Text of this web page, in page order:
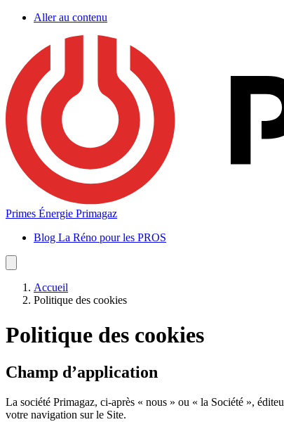
Aller au contenu
Primes Énergie Primagaz
Blog La Réno pour les PROS
Accueil
Politique des cookies
Politique des cookies
Champ d’application
La société Primagaz, ci-après « nous » ou « la Société »,
votre navigation sur le Site.